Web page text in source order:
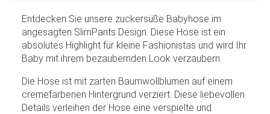
Entdecken Sie unsere zuckersüße Babyhose im
angesagten SlimPants Design. Diese Hose ist ein
absolutes Highlight für kleine Fashionistas und wird Ihr
Baby mit ihrem bezaubernden Look verzaubern.
Die Hose ist mit zarten Baumwollblumen auf einem
cremefarbenen Hintergrund verziert. Diese liebevollen
Details verleihen der Hose eine verspielte und